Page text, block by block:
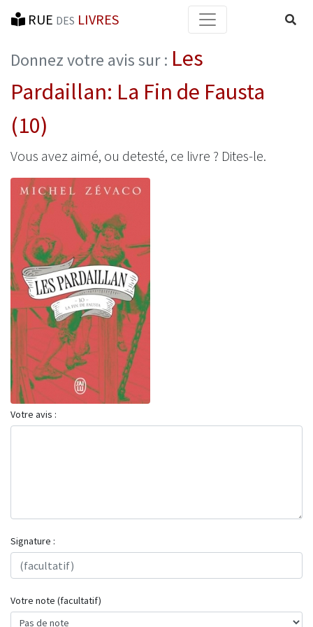
RUE DES LIVRES
Donnez votre avis sur : Les
Pardaillan: La Fin de Fausta
(10)
Vous avez aimé, ou detesté, ce livre ? Dites-le.
Votre avis :
Signature :
Votre note (facultatif)